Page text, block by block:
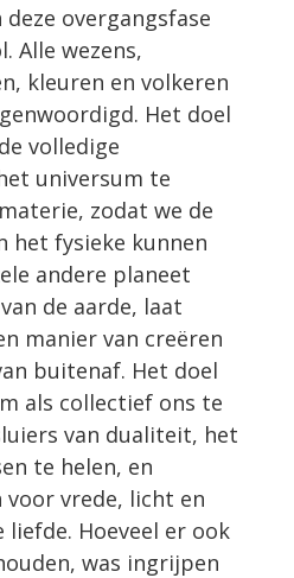
overgangsfase
Alle wezens,
kleuren en volkeren
Het doel
volledige
universum te
zodat we de
het fysieke kunnen
andere planeet
de aarde, laat
manier van creëren
buitenaf. Het doel
als collectief ons te
van dualiteit, het
te helen, en
vrede, licht en
Hoeveel er ook
was ingrijpen